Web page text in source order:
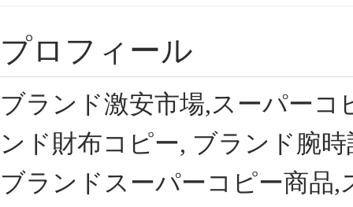
プロフィール
ブランド激安市場,スーパー
ンド財布コピー, ブランド腕
ブランドスーパーコピー商品